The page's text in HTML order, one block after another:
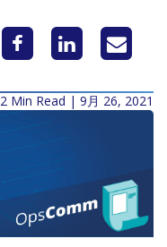
2 Min Read | 9月 26, 2021